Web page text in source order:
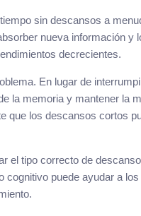
sin descansos a
nueva información
decrecientes.
En lugar de
la memoria y mantener la
que los descansos cortos
el tipo correcto de
puede ayudar a